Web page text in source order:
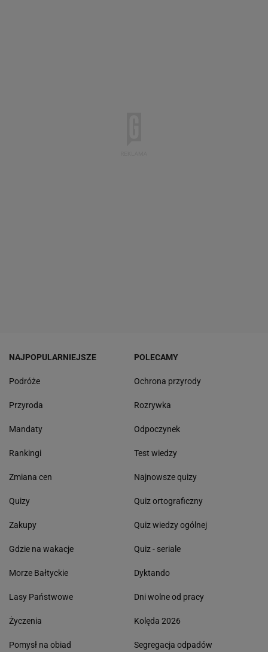
NAJPOPULARNIEJSZE
Podróże
Przyroda
Mandaty
Rankingi
Zmiana cen
Quizy
Zakupy
Gdzie na wakacje
Morze Bałtyckie
Lasy Państwowe
Życzenia
Pomysł na obiad
POLECAMY
Ochrona przyrody
Rozrywka
Odpoczynek
Test wiedzy
Najnowsze quizy
Quiz ortograficzny
Quiz wiedzy ogólnej
Quiz - seriale
Dyktando
Dni wolne od pracy
Kolęda 2026
Segregacja odpadów